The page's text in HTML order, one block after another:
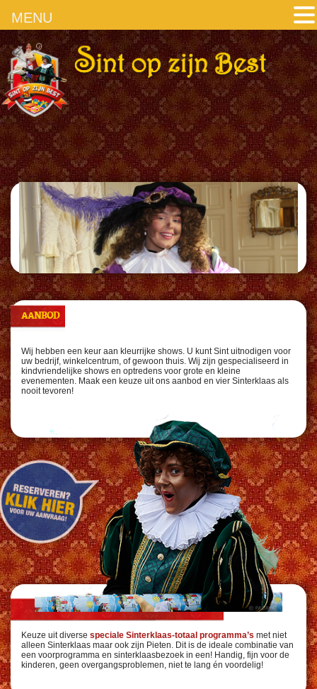
AANBOD
Wij hebben een keur aan kleurrijke shows. U kunt Sint uitnodigen voor
uw bedrijf, winkelcentrum, of gewoon thuis. Wij zijn gespecialiseerd in
kindvriendelijke shows en optredens voor grote en kleine
evenementen. Maak een keuze uit ons aanbod en vier Sinterklaas als
nooit tevoren!
TOTAALPROGRAMMA’S MÉT SINT EN PIETEN
Keuze uit diverse speciale Sinterklaas-totaal programma’s met niet
alleen Sinterklaas maar ook zijn Pieten. Dit is de ideale combinatie van
een voorprogramma en sinterklaasbezoek in een! Handig, fijn voor de
kinderen, geen overgangsproblemen, niet te lang én voordelig!
MENU